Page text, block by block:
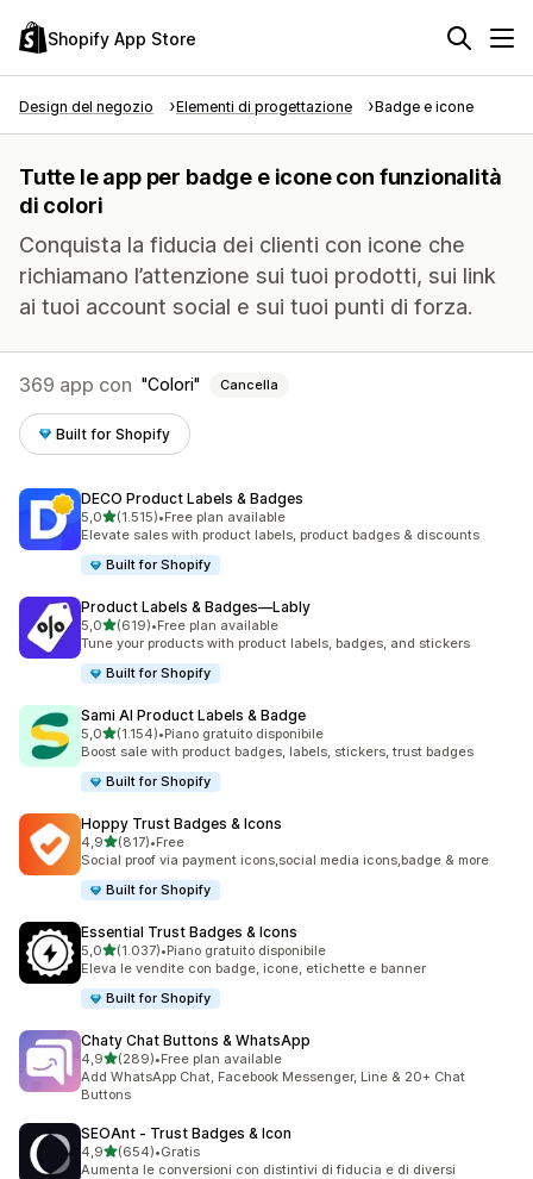
Shopify App Store
Design del negozio Elementi di progettazione Badge e icone
Tutte le app per badge e icone con funzionalità
di colori
Conquista la fiducia dei clienti con icone che
richiamano l’attenzione sui tuoi prodotti, sui link
ai tuoi account social e sui tuoi punti di forza.
369 app con Colori Cancella
Built for Shopify
DECO Product Labels & Badges
5,0stelle su 5
(1.515)
1515 recensioni totali
•Free plan available
Elevate sales with product labels, product badges & discounts
Built for Shopify
Product Labels & Badges—Lably
5,0stelle su 5
(619)
619 recensioni totali
•Free plan available
Tune your products with product labels, badges, and stickers
Built for Shopify
Sami AI Product Labels & Badge
5,0stelle su 5
(1.154)
1154 recensioni totali
•Piano gratuito disponibile
Boost sale with product badges, labels, stickers, trust badges
Built for Shopify
Hoppy Trust Badges & Icons
4,9stelle su 5
(817)
817 recensioni totali
•Free
Social proof via payment icons,social media icons,badge & more
Built for Shopify
Essential Trust Badges & Icons
5,0stelle su 5
(1.037)
1037 recensioni totali
•Piano gratuito disponibile
Eleva le vendite con badge, icone, etichette e banner
Built for Shopify
Chaty Chat Buttons & WhatsApp
4,9stelle su 5
(289)
289 recensioni totali
•Free plan available
Add WhatsApp Chat, Facebook Messenger, Line & 20+ Chat
Buttons
SEOAnt ‑ Trust Badges & Icon
4,9stelle su 5
(654)
654 recensioni totali
•Gratis
Aumenta le conversioni con distintivi di fiducia e di diversi